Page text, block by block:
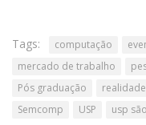
Tags: computação
mercado de trabalho
Pós graduação
Semcomp
USP usp